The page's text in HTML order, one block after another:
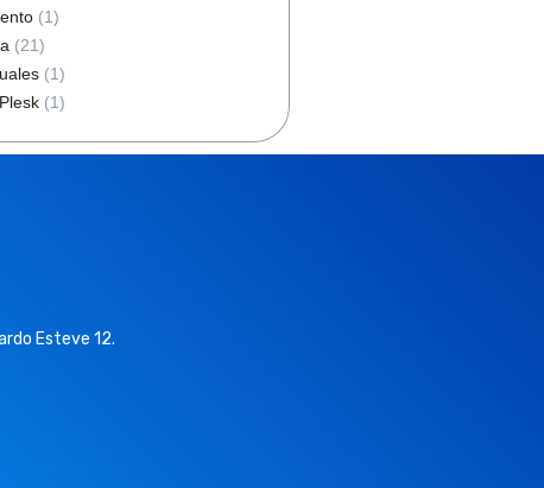
(1)
(21)
(1)
(1)
Esteve 12.